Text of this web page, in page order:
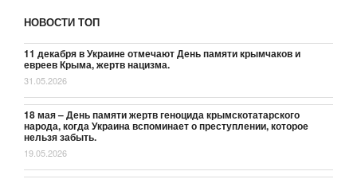
НОВОСТИ ТОП
11 декабря в Украине отмечают День памяти крымчаков и
евреев Крыма, жертв нацизма.
31.05.2026
18 мая – День памяти жертв геноцида крымскотатарского
народа, когда Украина вспоминает о преступлении, которое
нельзя забыть.
19.05.2026